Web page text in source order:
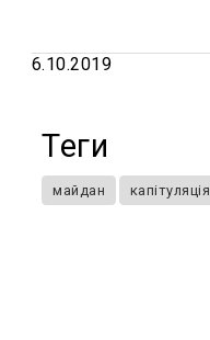
6.10.2019
Теги
майдан капітуляція